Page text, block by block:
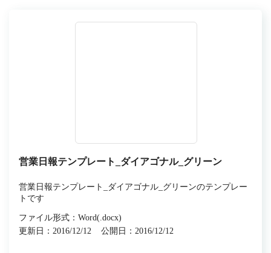
営業日報テンプレート_ダイアゴナル_グリーン
営業日報テンプレート_ダイアゴナル_グリーンのテンプレー
トです
ファイル形式：Word(.docx)
更新日：2016/12/12
公開日：2016/12/12